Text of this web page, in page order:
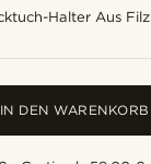
Halter Aus Filz
IN DEN WARENKORB